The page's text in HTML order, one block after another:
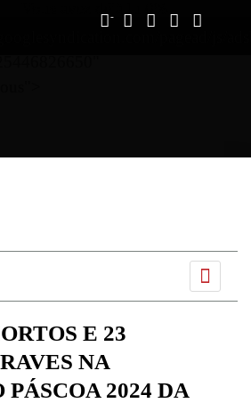
E 23
NA
PÁSCOA 2024 DA
Próximo
Próximo